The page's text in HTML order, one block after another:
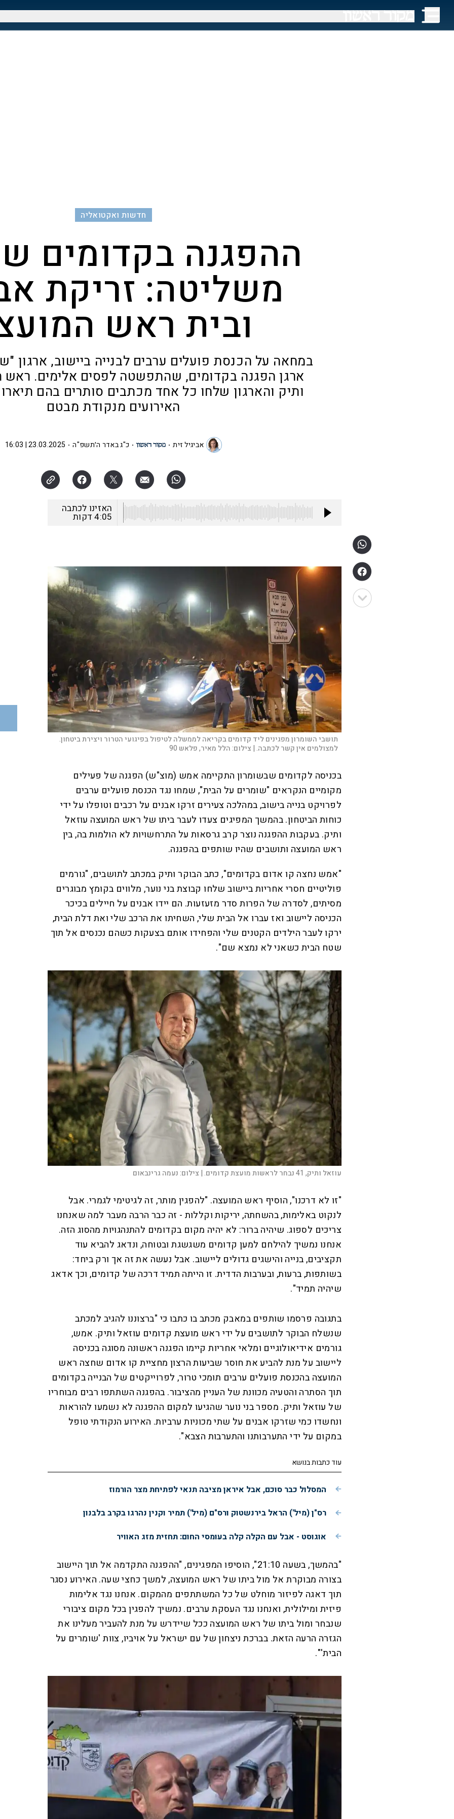
חדשות ואקטואליה
ההפגנה בקדומים
משליטה: זריקת
ובית ראש
במחאה על הכנסת פועלים ערבים לבנייה ביישוב, ארגון
ארגן הפגנה בקדומים, שהתפשטה לפסים אלימים. ראש
ותיק והארגון שלחו כל אחד מכתבים סותרים בהם
האירועים מנקודת מבטם
אביגיל זית כ"ג באדר ה׳תשפ"ה 23.03.2025 | 16:03
האזינו לכתבה
4:05דקות
תושבי השומרון מפגינים ליד קדומים בקריאה לממשלה לטיפול בפיגועי הטרור ויצירת ביטחון.
למצולמים אין קשר לכתבה. | צילום:הלל מאיר, פלאש 90
בכניסה לקדומים שבשומרון התקיימה אמש (מוצ"ש) הפגנה של פעילים
מקומיים הנקראים "שומרים על הבית", שמחו נגד הכנסת פועלים ערבים
לפרויקט בנייה בישוב, במהלכה צעירים זרקו אבנים על רכבים וטופלו על ידי
כוחות הביטחון. בהמשך המפיגים צעדו לעבר ביתו של ראש המועצה עוזאל
ותיק. בעקבות ההפגנה נוצר קרב גרסאות על התרחשויות לא הולמות בה, בין
ראש המועצה ותושבים שהיו שותפים בהפגנה.
"אמש נחצה קו אדום בקדומים", כתב הבוקר ותיק במכתב לתושבים, "גורמים
פוליטיים חסרי אחריות ביישוב שלחו קבוצת בני נוער, מלווים בקומץ מבוגרים
מסיתים, לסדרה של הפרות סדר מזעזעות. הם יידו אבנים על חיילים בכיכר
הכניסה ליישוב ואז עברו אל הבית שלי, השחיתו את הרכב שלי ואת דלת הבית,
ירקו לעבר הילדים הקטנים שלי והפחידו אותם בצעקות כשהם נכנסים אל תוך
שטח הבית כשאני לא נמצא שם".
עוזאל ותיק, 41 נבחר לראשות מועצת קדומים. | צילום:נעמה גרינבאום
"זו לא דרכנו", הוסיף ראש המועצה. "להפגין מותר, זה לגיטימי לגמרי. אבל
לנקוט באלימות, בהשחתה, יריקות וקללות - זה כבר הרבה מעבר למה שאנחנו
צריכים לספוג. שיהיה ברור: לא יהיה מקום בקדומים להתנהגויות מהסוג הזה.
אנחנו נמשיך להילחם למען קדומים משגשגת ובטוחה, ונדאג להביא עוד
תקציבים, בנייה והישגים גדולים ליישוב. אבל נעשה את זה אך ורק ביחד:
בשותפות, ברעות, ובערבות הדדית. זו הייתה תמיד דרכה של קדומים, וכך אדאג
שיהיה תמיד".
בתגובה פרסמו שותפים במאבק מכתב בו כתבו כי "ברצוננו להגיב למכתב
שנשלח הבוקר לתושבים על ידי ראש מועצת קדומים עוזאל ותיק. אמש,
גורמים אידיאולוגיים ומלאי אחריות קיימו הפגנה ראשונה מסוגה בכניסה
ליישוב על מנת להביע את חוסר שביעות הרצון מחציית קו אדום שחצה ראש
המועצה בהכנסת פועלים ערבים תומכי טרור, לפרוייקטים של הבנייה בקדומים
תוך הסתרה והטעיה מכוונת של העניין מהציבור. בהפגנה השתתפו רבים מבוחריו
של עוזאל ותיק. מספר בני נוער שהגיעו למקום ההפגנה לא נשמעו להוראות
ונחשדו כמי שזרקו אבנים על שתי מכוניות ערביות. האירוע הנקודתי טופל
במקום על ידי התערבותנו והתערבות הצבא".
עוד כתבות בנושא
המסלול כבר סוכם, אבל איראן מציבה תנאי לפתיחת מצר הורמוז
רס"ן (מיל') הראל בירנשטוק ורס"ם (מיל') תמיר וקנין נהרגו בקרב בלבנון
אוגוסט - אבל עם הקלה קלה בעומסי החום: תחזית מזג האוויר
"בהמשך, בשעה 21:10", הוסיפו המפגינים, "ההפגנה התקדמה אל תוך היישוב
בצורה מבוקרת אל מול ביתו של ראש המועצה, למשך כחצי שעה. האירוע נסגר
תוך דאגה לפיזור מוחלט של כל המשתתפים מהמקום. אנחנו נגד אלימות
פיזית ומילולית, ואנחנו נגד העסקת ערבים. נמשיך להפגין בכל מקום ציבורי
שנבחר ומול ביתו של ראש המועצה ככל שיידרש על מנת להעביר מעלינו את
הגזרה הרעה הזאת. בברכת ניצחון של עם ישראל על אויביו, צוות 'שומרים על
הבית'".